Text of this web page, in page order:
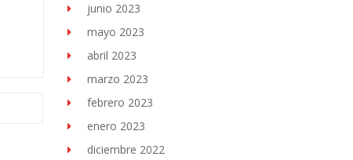
junio 2023
mayo 2023
abril 2023
marzo 2023
febrero 2023
enero 2023
diciembre 2022